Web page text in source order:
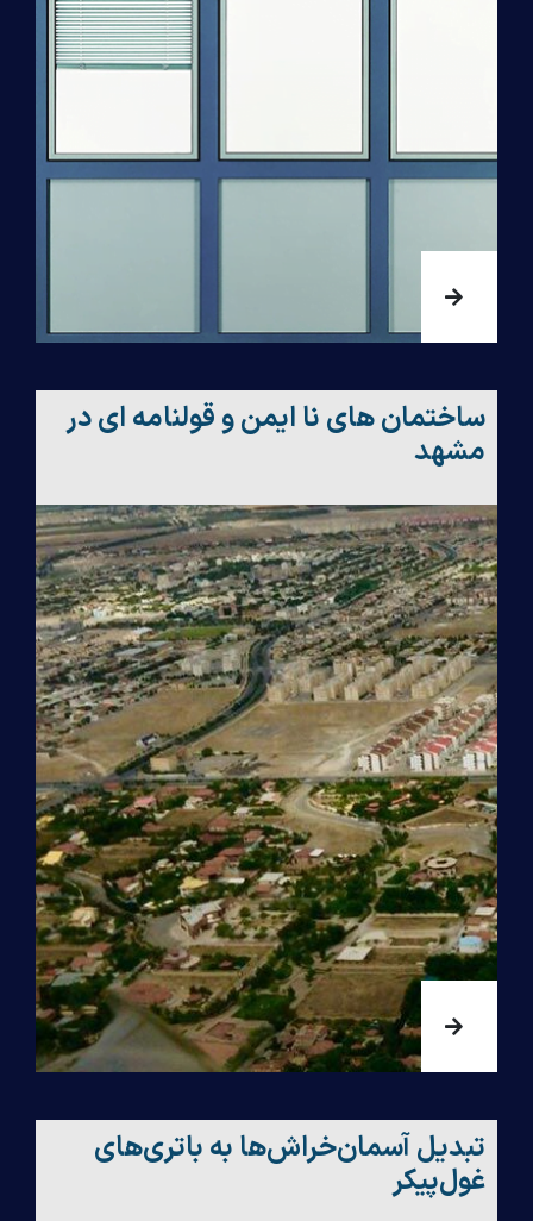
ساختمان های نا ایمن و قولنامه ای در
مشهد
تبدیل آسمان‌خراش‌ها به باتری‌های
غول‌پیکر